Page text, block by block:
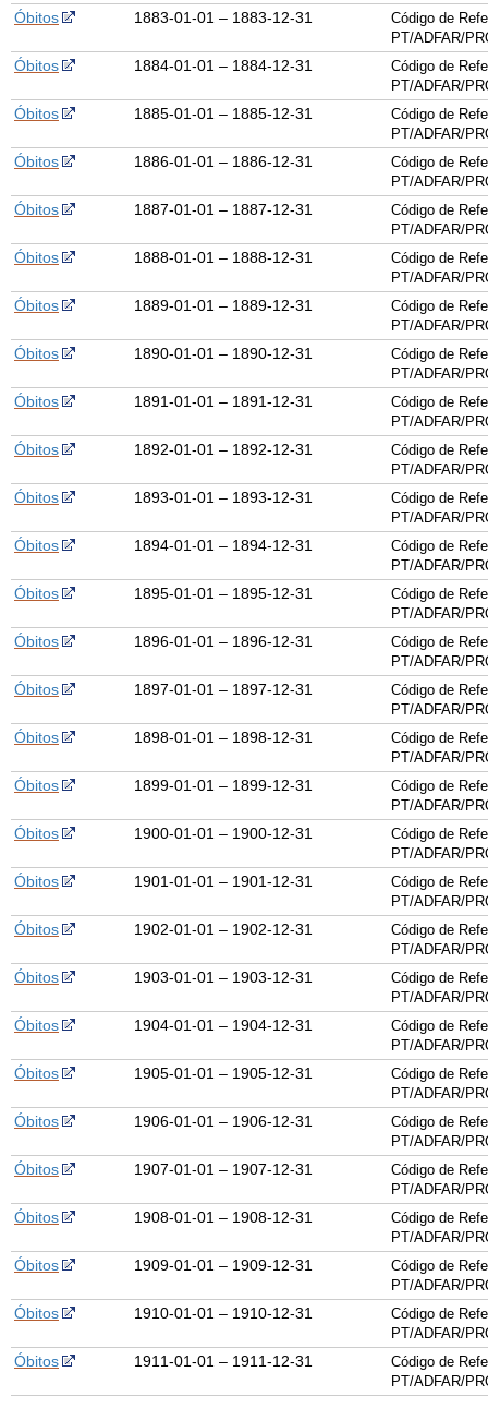
Óbitos 1883-01-01 – 1883-12-31
Código de
PT/ADFAR/
Óbitos 1884-01-01 – 1884-12-31
Código de
PT/ADFAR/
Óbitos 1885-01-01 – 1885-12-31
Código de
PT/ADFAR/
Óbitos 1886-01-01 – 1886-12-31
Código de
PT/ADFAR/
Óbitos 1887-01-01 – 1887-12-31
Código de
PT/ADFAR/
Óbitos 1888-01-01 – 1888-12-31
Código de
PT/ADFAR/
Óbitos 1889-01-01 – 1889-12-31
Código de
PT/ADFAR/
Óbitos 1890-01-01 – 1890-12-31
Código de
PT/ADFAR/
Óbitos 1891-01-01 – 1891-12-31
Código de
PT/ADFAR/
Óbitos 1892-01-01 – 1892-12-31
Código de
PT/ADFAR/
Óbitos 1893-01-01 – 1893-12-31
Código de
PT/ADFAR/
Óbitos 1894-01-01 – 1894-12-31
Código de
PT/ADFAR/
Óbitos 1895-01-01 – 1895-12-31
Código de
PT/ADFAR/
Óbitos 1896-01-01 – 1896-12-31
Código de
PT/ADFAR/
Óbitos 1897-01-01 – 1897-12-31
Código de
PT/ADFAR/
Óbitos 1898-01-01 – 1898-12-31
Código de
PT/ADFAR/
Óbitos 1899-01-01 – 1899-12-31
Código de
PT/ADFAR/
Óbitos 1900-01-01 – 1900-12-31
Código de
PT/ADFAR/
Óbitos 1901-01-01 – 1901-12-31
Código de
PT/ADFAR/
Óbitos 1902-01-01 – 1902-12-31
Código de
PT/ADFAR/
Óbitos 1903-01-01 – 1903-12-31
Código de
PT/ADFAR/
Óbitos 1904-01-01 – 1904-12-31
Código de
PT/ADFAR/
Óbitos 1905-01-01 – 1905-12-31
Código de
PT/ADFAR/
Óbitos 1906-01-01 – 1906-12-31
Código de
PT/ADFAR/
Óbitos 1907-01-01 – 1907-12-31
Código de
PT/ADFAR/
Óbitos 1908-01-01 – 1908-12-31
Código de
PT/ADFAR/
Óbitos 1909-01-01 – 1909-12-31
Código de
PT/ADFAR/
Óbitos 1910-01-01 – 1910-12-31
Código de
PT/ADFAR/
Óbitos 1911-01-01 – 1911-12-31
Código de
PT/ADFAR/